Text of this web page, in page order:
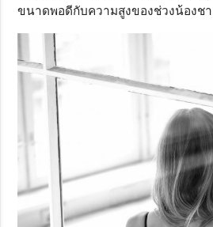
ขนาดพอดีกับความสูงของช่วงน้องชา